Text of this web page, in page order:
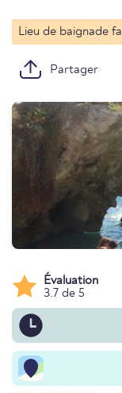
Lieu de baignade
Partager
Évaluation
3.7 de 5